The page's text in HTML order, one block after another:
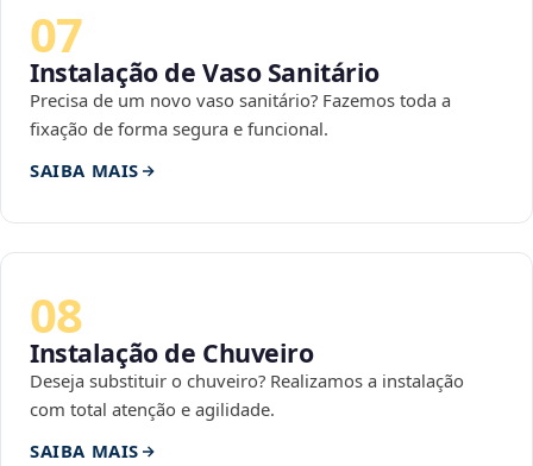
07
Instalação de Vaso Sanitário
Precisa de um novo vaso sanitário? Fazemos toda a
fixação de forma segura e funcional.
SAIBA MAIS
08
Instalação de Chuveiro
Deseja substituir o chuveiro? Realizamos a instalação
com total atenção e agilidade.
SAIBA MAIS